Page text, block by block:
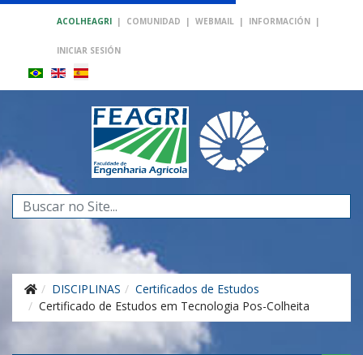
ACOLHEAGRI | COMUNIDAD | WEBMAIL | INFORMACIÓN |
INICIAR SESIÓN
Buscar...
DISCIPLINAS
Certificados de Estudos
Certificado de Estudos em Tecnologia Pos-Colheita